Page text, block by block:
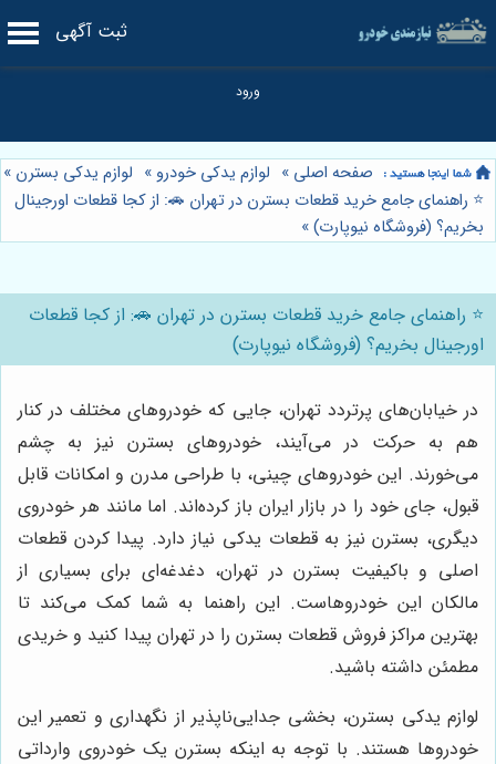
ثبت آگهی
صفحه اصلی » لوازم یدکی خودرو » لوازم یدکی بسترن »
⭐️ راهنمای جامع خرید قطعات بسترن در تهران 🚗: از کجا قطعات اورجینال
بخریم؟ (فروشگاه نیوپارت)»
⭐️ راهنمای جامع خرید قطعات بسترن در تهران 🚗: از کجا قطعات
اورجینال بخریم؟ (فروشگاه نیوپارت)
در خیابان‌های پرتردد تهران، جایی که خودروهای مختلف در کنار
هم به حرکت در می‌آیند، خودروهای بسترن نیز به چشم
می‌خورند. این خودروهای چینی، با طراحی مدرن و امکانات قابل
قبول، جای خود را در بازار ایران باز کرده‌اند. اما مانند هر خودروی
دیگری، بسترن نیز به قطعات یدکی نیاز دارد. پیدا کردن قطعات
اصلی و باکیفیت بسترن در تهران، دغدغه‌ای برای بسیاری از
مالکان این خودروهاست. این راهنما به شما کمک می‌کند تا
بهترین مراکز فروش قطعات بسترن را در تهران پیدا کنید و خریدی
مطمئن داشته باشید.
لوازم یدکی بسترن، بخشی جدایی‌ناپذیر از نگهداری و تعمیر این
خودروها هستند. با توجه به اینکه بسترن یک خودروی وارداتی